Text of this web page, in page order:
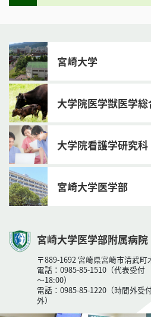
宮崎大学
大学院医学獣医学
大学院看護学研究科
宮崎大学医学部
宮崎大学医学部附属病院
〒889-1692 宮崎県宮崎市清武
電話：0985-85-1510（代表受
～18:00）
電話：0985-85-1220（時間外
外）